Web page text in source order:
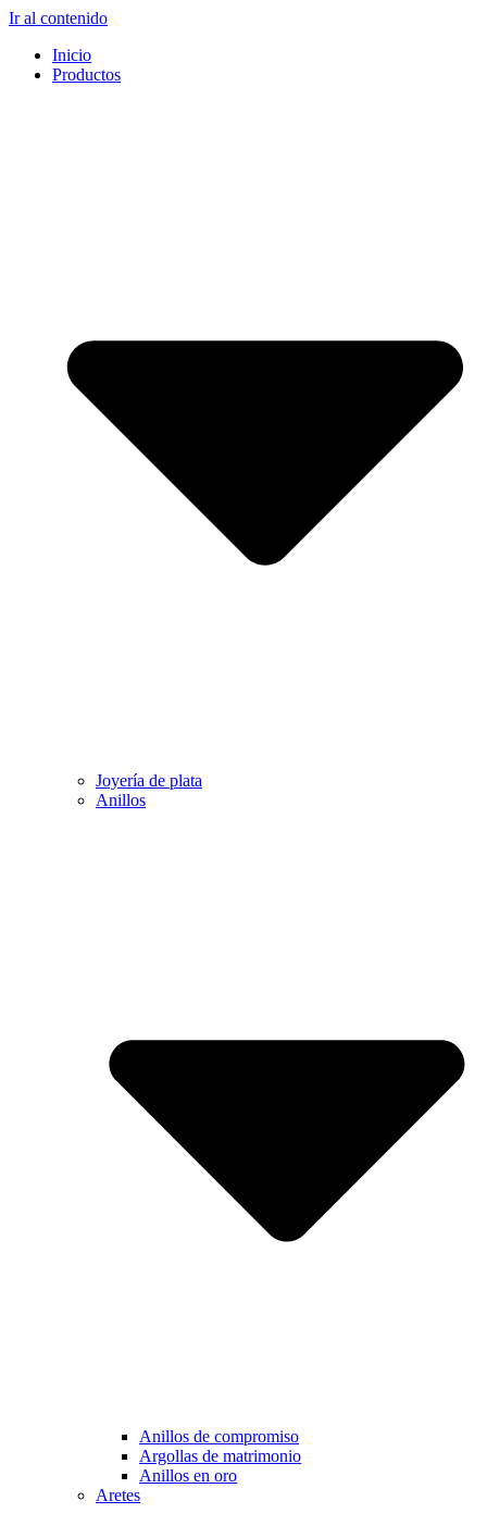
Ir al contenido
Inicio
Productos
Joyería de plata
Anillos
Anillos de compromiso
Argollas de matrimonio
Anillos en oro
Aretes